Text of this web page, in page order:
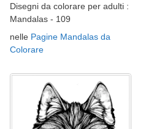
Disegni da colorare per adulti :
Mandalas - 109
nelle Pagine Mandalas da
Colorare